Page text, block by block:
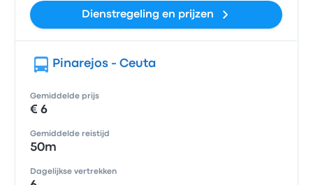
Dienstregeling en prijzen
Pinarejos - Ceuta
Gemiddelde prijs
€ 6
Gemiddelde reistijd
50m
Dagelijkse vertrekken